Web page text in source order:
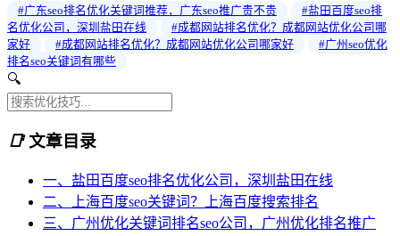
#广东seo排名优化关键词推荐，广东seo推广贵不贵
#盐田百度seo排
名优化公司，深圳盐田在线
#成都网站排名优化？成都网站优化公司哪
家好
#成都网站排名优化？成都网站优化公司哪家好
#广州seo优化
排名seo关键词有哪些
🔍
📑文章目录
一、盐田百度seo排名优化公司，深圳盐田在线
二、上海百度seo关键词？上海百度搜索排名
三、广州优化关键词排名seo公司，广州优化排名推广